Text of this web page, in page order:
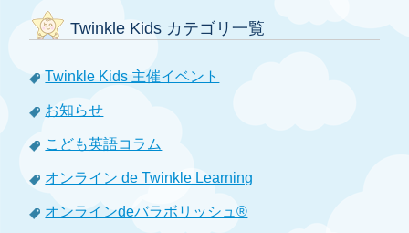
Twinkle Kids カテゴリ一覧
Twinkle Kids 主催イベント
お知らせ
こども英語コラム
オンライン de Twinkle Learning
オンラインdeバラボリッシュ®